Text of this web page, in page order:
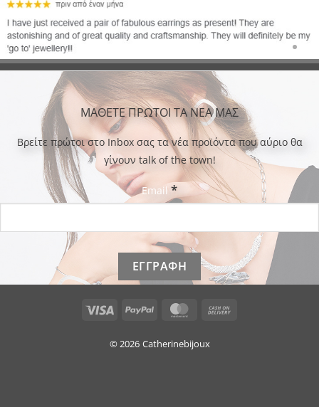
ΜΑΘΕΤΕ ΠΡΩΤΟΙ ΤΑ ΝΕΑ ΜΑΣ
Bρείτε πρώτοι στο Inbox σας τα νέα προϊόντα που αύριο θα
γίνουν talk of the town!
Email *
Visa PayPal MasterCard
© 2026 Catherinebijoux